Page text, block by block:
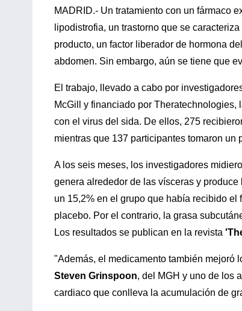
MADRID.- Un tratamiento con un fármaco
lipodistrofia, un trastorno que se
producto, un factor liberador de hormona
abdomen. Sin embargo, aún se tiene que
El trabajo, llevado a cabo por
McGill y financiado por
con el virus del sida. De ellos, 275
mientras que 137 participantes tomaron un
A los seis meses, los investigadores
genera alrededor de las vísceras y
un 15,2% en el grupo que había recibido
placebo. Por el contrario, la grasa
Los resultados se publican en la revista
"Además, el medicamento también mejoró
Steven Grinspoon, del MGH y uno de los
cardiaco que conlleva la acumulación de